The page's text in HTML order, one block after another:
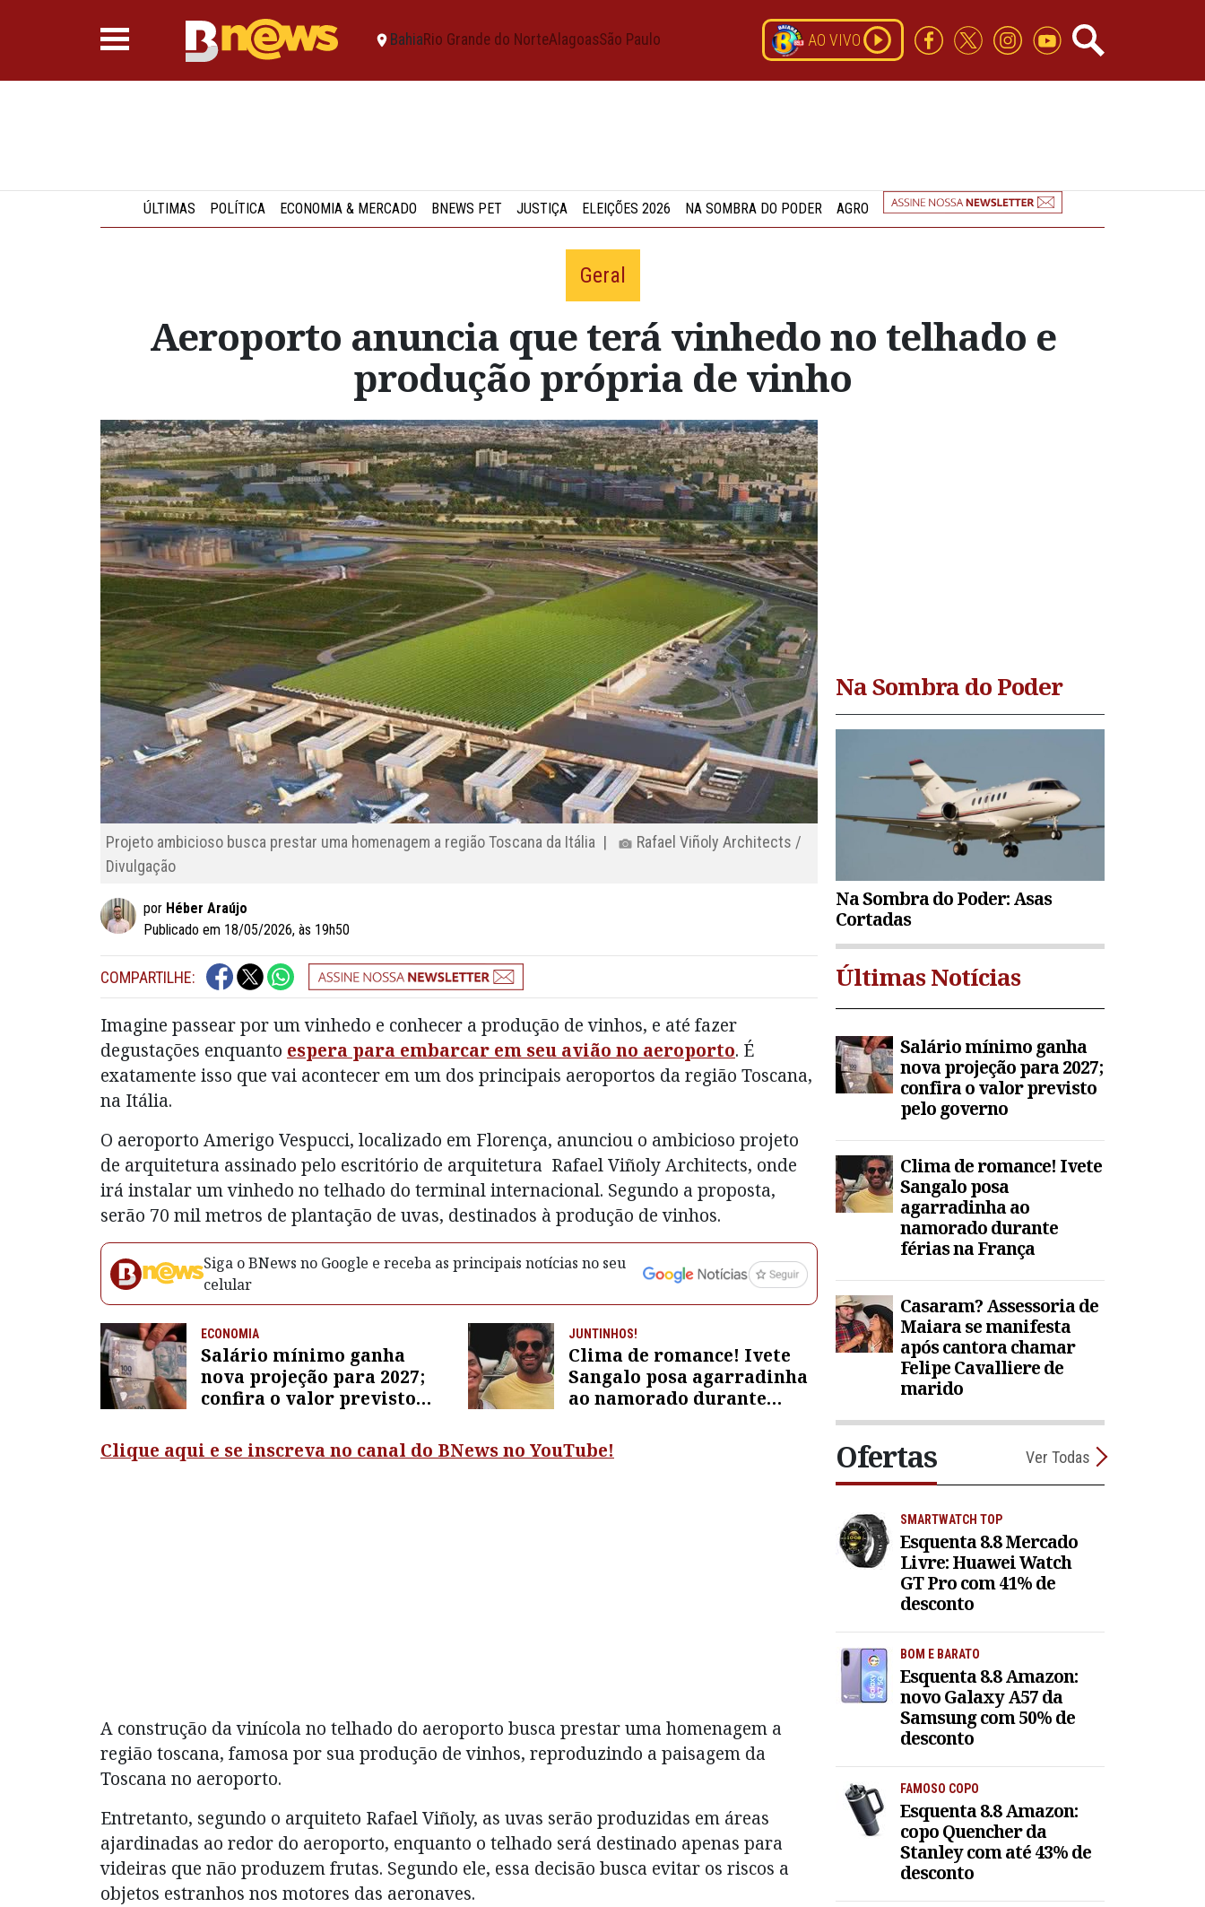
BahiaRio Grande do NorteAlagoasSão Paulo AO VIVO
ÚLTIMAS POLÍTICA ECONOMIA & MERCADO BNEWS PET JUSTIÇA ELEIÇÕES 2026 NA SOMBRA DO PODER AGRO
Geral
Aeroporto anuncia que terá vinhedo no telhado e
produção própria de vinho
Projeto ambicioso busca prestar uma homenagem a região Toscana da Itália |
Rafael Viñoly Architects /
Divulgação
por Héber Araújo
Publicado em 18/05/2026, às 19h50
COMPARTILHE:
Imagine passear por um vinhedo e conhecer a produção de vinhos, e até fazer
degustações enquanto espera para embarcar em seu avião no aeroporto. É
exatamente isso que vai acontecer em um dos principais aeroportos da região Toscana,
na Itália.
O aeroporto Amerigo Vespucci, localizado em Florença, anunciou o ambicioso projeto
de arquitetura assinado pelo escritório de arquitetura Rafael Viñoly Architects, onde
irá instalar um vinhedo no telhado do terminal internacional. Segundo a proposta,
serão 70 mil metros de plantação de uvas, destinados à produção de vinhos.
Siga o BNews no Google e receba as principais notícias no seu
celular
ECONOMIA
Salário mínimo ganha
nova projeção para 2027;
confira o valor previsto
JUNTINHOS!
Clima de romance! Ivete
Sangalo posa agarradinha
ao namorado durante
Clique aqui e se inscreva no canal do BNews no YouTube!
A construção da vinícola no telhado do aeroporto busca prestar uma homenagem a
região toscana, famosa por sua produção de vinhos, reproduzindo a paisagem da
Toscana no aeroporto.
Entretanto, segundo o arquiteto Rafael Viñoly, as uvas serão produzidas em áreas
ajardinadas ao redor do aeroporto, enquanto o telhado será destinado apenas para
videiras que não produzem frutas. Segundo ele, essa decisão busca evitar os riscos a
objetos estranhos nos motores das aeronaves.
Na Sombra do Poder
Na Sombra do Poder: Asas
Cortadas
Últimas Notícias
Salário mínimo ganha
nova projeção para 2027;
confira o valor previsto
pelo governo
Clima de romance! Ivete
Sangalo posa
agarradinha ao
namorado durante
férias na França
Casaram? Assessoria de
Maiara se manifesta
após cantora chamar
Felipe Cavalliere de
marido
Ofertas Ver Todas
SMARTWATCH TOP
Esquenta 8.8 Mercado
Livre: Huawei Watch
GT Pro com 41% de
desconto
BOM E BARATO
Esquenta 8.8 Amazon:
novo Galaxy A57 da
Samsung com 50% de
desconto
FAMOSO COPO
Esquenta 8.8 Amazon:
copo Quencher da
Stanley com até 43% de
desconto